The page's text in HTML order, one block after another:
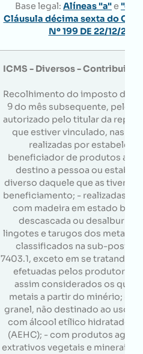
Base legal: Alíneas "a"e "c"
Cláusula décima sexta do
Nº 199 DE 22/12/2022
ICMS - Diversos -
Recolhimento do imposto
9 do mês subsequente, pelo
autorizado pelo titular da
que estiver vinculado, nas
realizadas por
beneficiador de produtos
destino a pessoa ou
diverso daquele que as tiver
beneficiamento; - realizadas
com madeira em estado
descascada ou
lingotes e tarugos dos metais
classificados na sub-posição
7403.1, exceto em se tratando
efetuadas pelos produtores
assim considerados os que
metais a partir do minério; -
granel, não destinado ao uso
com álcool etílico hidratado
(AEHC); - com produtos
extrativos vegetais e minerais; -